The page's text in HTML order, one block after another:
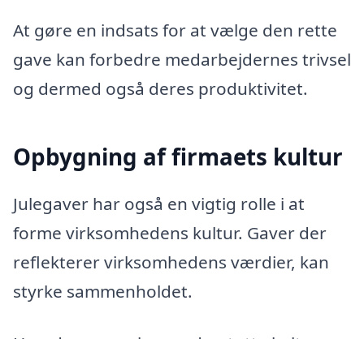
At gøre en indsats for at vælge den rette
gave kan forbedre medarbejdernes trivsel
og dermed også deres produktivitet.
Opbygning af firmaets kultur
Julegaver har også en vigtig rolle i at
forme virksomhedens kultur. Gaver der
reflekterer virksomhedens værdier, kan
styrke sammenholdet.